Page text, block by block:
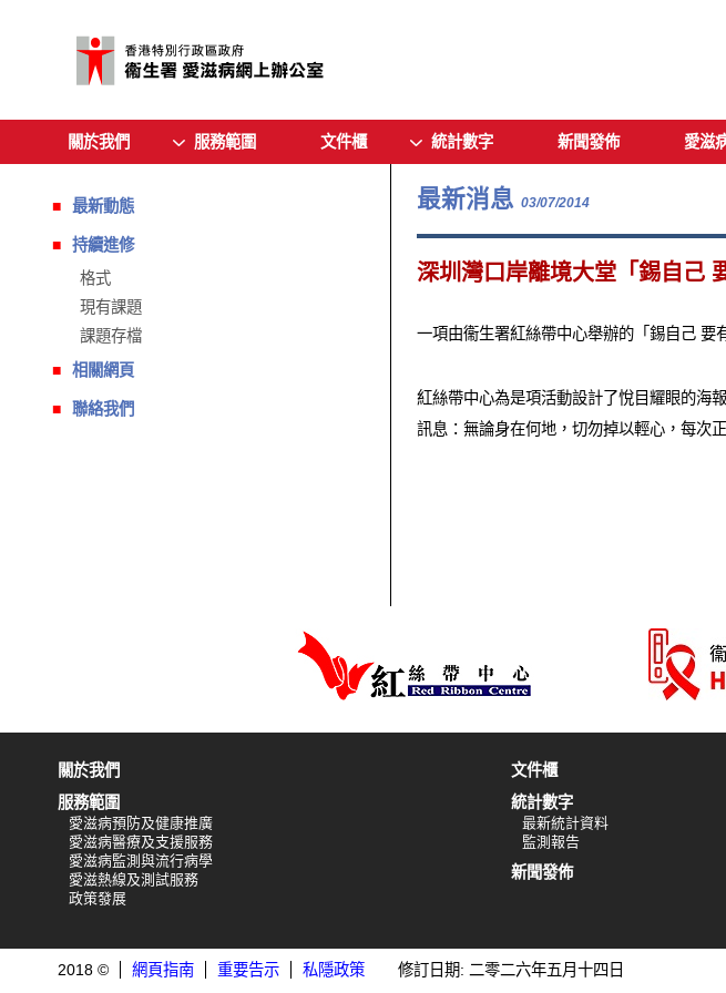
關於我們 服務範圍 文件櫃 統計數字 新聞發佈 愛滋
最新動態
持續進修
格式
現有課題
課題存檔
相關網頁
聯絡我們
最新消息 03/07/2014
深圳灣口岸離境大堂「錫自己
一項由衞生署紅絲帶中心舉辦的「錫自己 要
紅絲帶中心為是項活動設計了悅目耀眼的海
訊息：無論身在何地，切勿掉以輕心，每次
關於我們
服務範圍
愛滋病預防及健康推廣
愛滋病醫療及支援服務
愛滋病監測與流行病學
愛滋熱線及測試服務
政策發展
文件櫃
統計數字
最新統計資料
監測報告
新聞發佈
2018 © 網頁指南 重要告示 私隱政策 修訂日期: 二零二六年五月十四日